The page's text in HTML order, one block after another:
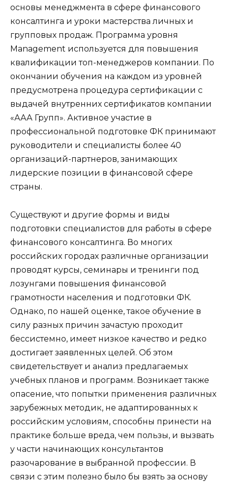
основы менеджмента в сфере финансового
консалтинга и уроки мастерства личных и
групповых продаж. Программа уровня
Management используется для повышения
квалификации топ-менеджеров компании. По
окончании обучения на каждом из уровней
предусмотрена процедура сертификации с
выдачей внутренних сертификатов компании
«ААА Групп». Активное участие в
профессиональной подготовке ФК принимают
руководители и специалисты более 40
организаций-партнеров, занимающих
лидерские позиции в финансовой сфере
страны.
Существуют и другие формы и виды
подготовки специалистов для работы в сфере
финансового консалтинга. Во многих
российских городах различные организации
проводят курсы, семинары и тренинги под
лозунгами повышения финансовой
грамотности населения и подготовки ФК.
Однако, по нашей оценке, такое обучение в
силу разных причин зачастую проходит
бессистемно, имеет низкое качество и редко
достигает заявленных целей. Об этом
свидетельствует и анализ предлагаемых
учебных планов и программ. Возникает также
опасение, что попытки применения различных
зарубежных методик, не адаптированных к
российским условиям, способны принести на
практике больше вреда, чем пользы, и вызвать
у части начинающих консультантов
разочарование в выбранной профессии. В
связи с этим полезно было бы взять за основу